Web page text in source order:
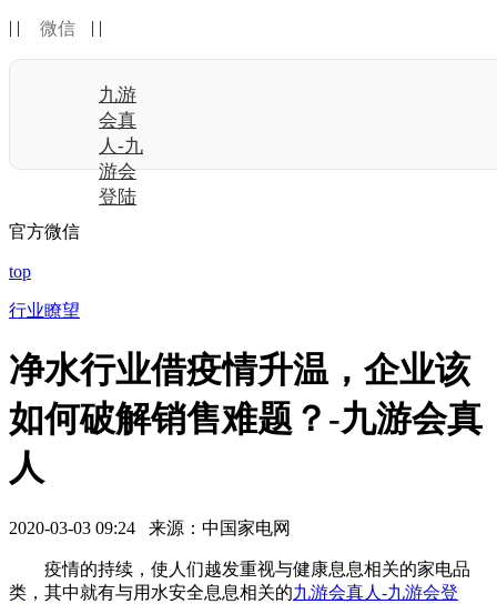
| | 微信 | |
九游
会真
人-九
游会
登陆
官方微信
top
行业瞭望
净水行业借疫情升温，企业该
如何破解销售难题？-九游会真
人
2020-03-03 09:24 来源：中国家电网
疫情的持续，使人们越发重视与健康息息相关的家电品
类，其中就有与用水安全息息相关的九游会真人-九游会登